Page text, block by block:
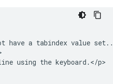
have a tabindex value
using the keyboard.</p>